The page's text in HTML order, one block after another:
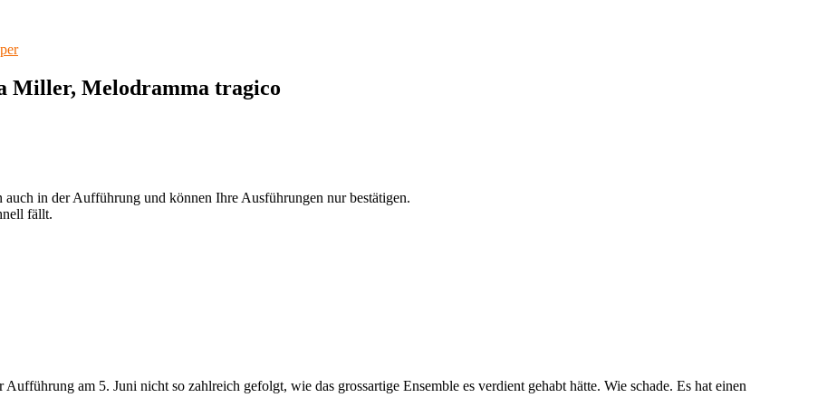
Miller, Melodramma tragico
in der Aufführung und können Ihre Ausführungen nur bestätigen.
fällt.
am 5. Juni nicht so zahlreich gefolgt, wie das grossartige Ensemble es verdient gehabt hätte. Wie schade. Es hat einen